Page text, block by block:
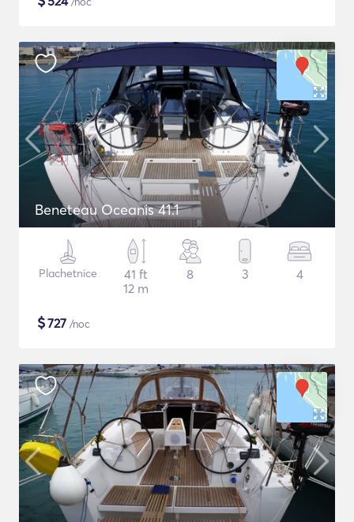
Beneteau Oceanis 41.1
Plachetnice
41 ft
12 m
8 3 4
$727 /noc